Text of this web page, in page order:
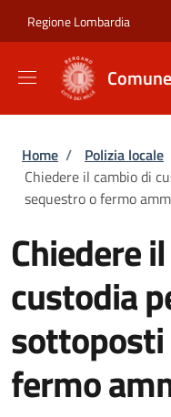
Regione Lombardia
Briciole di
Home / Polizia locale
Chiedere il cambio di
sequestro o fermo
Chiedere
custodia
sottoposti
fermo